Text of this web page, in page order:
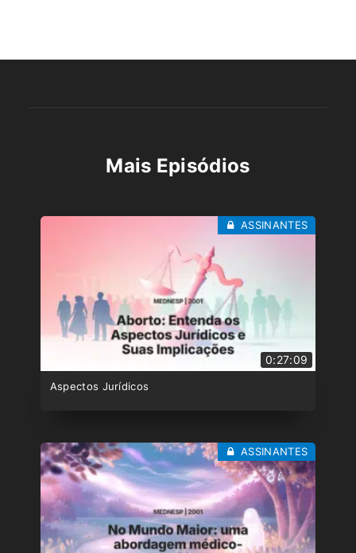
Mais Episódios
0:27:09
Aspectos Jurídicos
ASSINANTES
ASSINANTES